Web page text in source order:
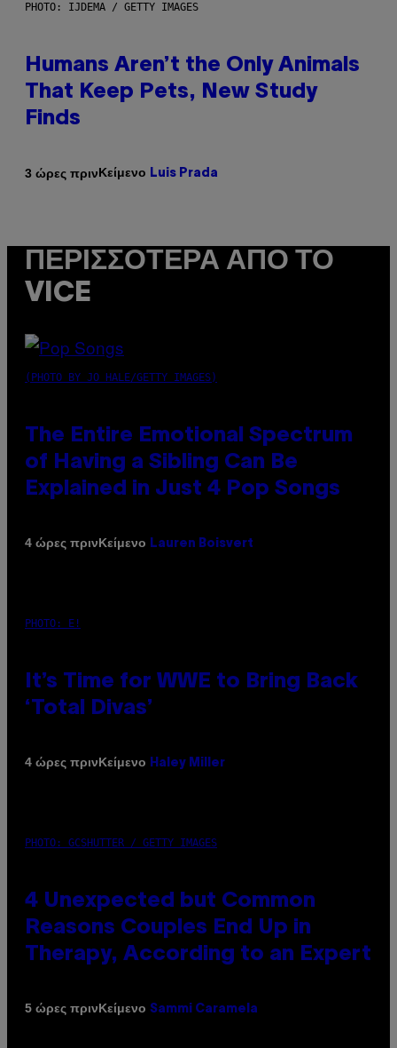
PHOTO: IJDEMA / GETTY IMAGES
Humans Aren’t the Only Animals
That Keep Pets, New Study
Finds
3 ώρες πρινΚείμενο Luis Prada
ΠΕΡΙΣΣΌΤΕΡΑ ΑΠΌ ΤΟ
VICE
(PHOTO BY JO HALE/GETTY IMAGES)
The Entire Emotional Spectrum
of Having a Sibling Can Be
Explained in Just 4 Pop Songs
4 ώρες πρινΚείμενο Lauren Boisvert
PHOTO: E!
It’s Time for WWE to Bring Back
‘Total Divas’
4 ώρες πρινΚείμενο Haley Miller
PHOTO: GCSHUTTER / GETTY IMAGES
4 Unexpected but Common
Reasons Couples End Up in
Therapy, According to an Expert
5 ώρες πρινΚείμενο Sammi Caramela